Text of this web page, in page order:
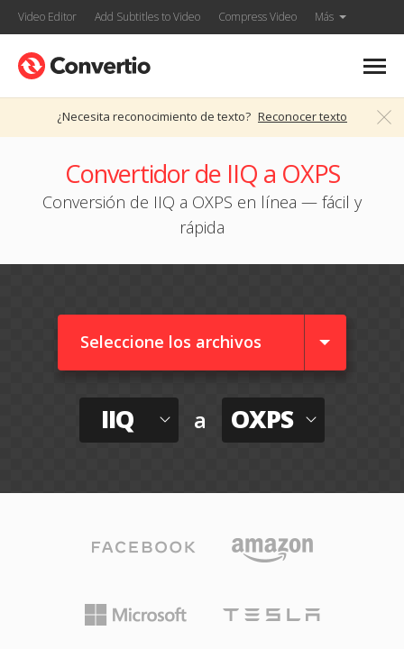
Video Editor Add Subtitles to Video Compress Video Más
¿Necesita reconocimiento de texto? Reconocer texto
Convertidor de IIQ a OXPS
Conversión de IIQ a OXPS en línea — fácil y
rápida
Seleccione los archivos
IIQ a OXPS